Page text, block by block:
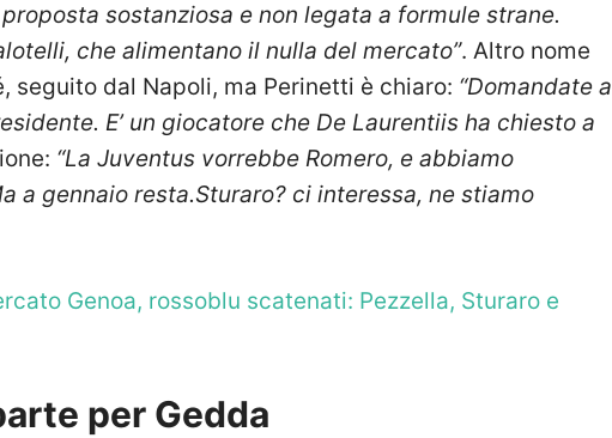
sostanziosa e non legata a formule strane.
che alimentano il nulla del mercato”. Altro nome
seguito dal Napoli, ma Perinetti è chiaro: “Domandate a
E’ un giocatore che De Laurentiis ha chiesto a
“La Juventus vorrebbe Romero, e abbiamo
a gennaio resta.Sturaro? ci interessa, ne stiamo
Genoa, rossoblu scatenati: Pezzella, Sturaro e
per Gedda